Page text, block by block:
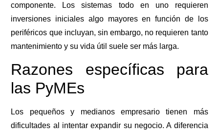
componente. Los sistemas todo en uno requieren
inversiones iniciales algo mayores en función de los
periféricos que incluyan, sin embargo, no requieren tanto
mantenimiento y su vida útil suele ser más larga.
Razones específicas para
las PyMEs
Los pequeños y medianos empresario tienen más
dificultades al intentar expandir su negocio. A diferencia